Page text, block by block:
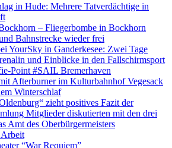
in Hude: Mehrere Tatverdächtige in
– Fliegerbombe in Bockhorn
Bahnstrecke wieder frei
YourSky in Ganderkesee: Zwei Tage
und Einblicke in den Fallschirmsport
Point #SAIL Bremerhaven
Afterburner im Kulturbahnhof Vegesack
Winterschlaf
zieht positives Fazit der
Mitglieder diskutierten mit den drei
Amt des Oberbürgermeisters
“War Requiem”